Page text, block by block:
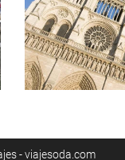
- viajesoda.com